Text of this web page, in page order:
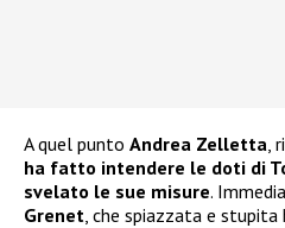
A quel punto Andrea Zelletta ,
ha fatto intendere le doti di
svelato le sue misure.
Grenet , che spiazzata e